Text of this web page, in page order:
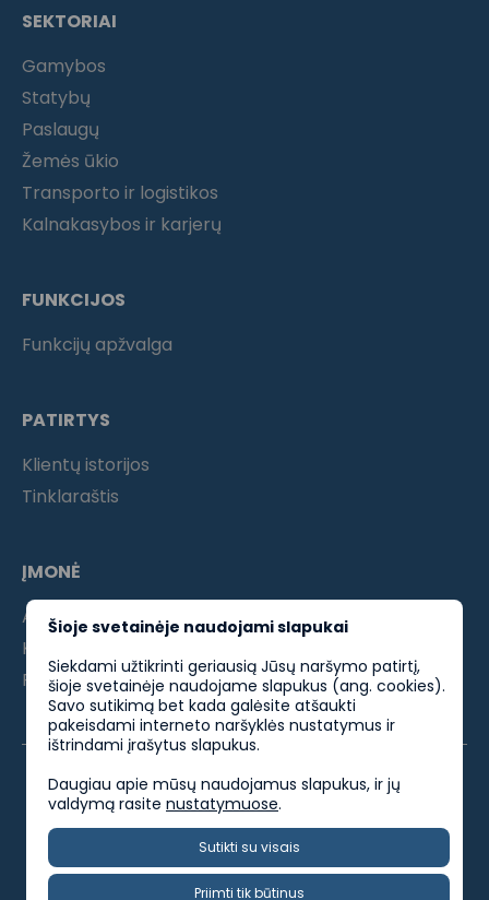
SEKTORIAI
Gamybos
Statybų
Paslaugų
Žemės ūkio
Transporto ir logistikos
Kalnakasybos ir karjerų
FUNKCIJOS
Funkcijų apžvalga
PATIRTYS
Klientų istorijos
Tinklaraštis
ĮMONĖ
Apie mus
Kontaktai
Partneriams
Privatumo politika
Socialinės atsakomybės politika
Šioje svetainėje naudojami slapukai
Siekdami užtikrinti geriausią Jūsų naršymo patirtį,
šioje svetainėje naudojame slapukus (ang. cookies).
Savo sutikimą bet kada galėsite atšaukti
pakeisdami interneto naršyklės nustatymus ir
ištrindami įrašytus slapukus.
Daugiau apie mūsų naudojamus slapukus, ir jų
valdymą rasite nustatymuose.
Sutikti su visais
Priimti tik būtinus